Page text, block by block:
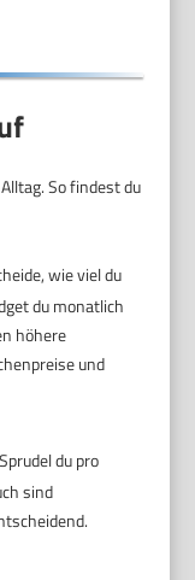
So findest du
wie viel du
du monatlich
höhere
und
du pro
sind